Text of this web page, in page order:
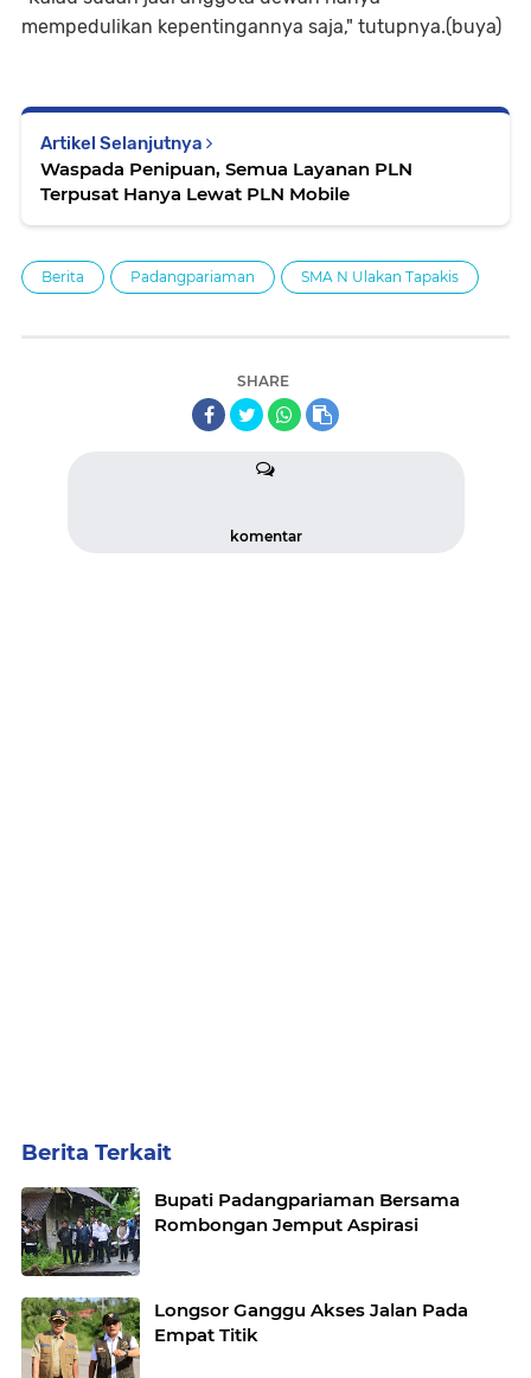
mempedulikan kepentingannya saja," tutupnya.(buya)
Artikel Selanjutnya
Waspada Penipuan, Semua Layanan PLN
Terpusat Hanya Lewat PLN Mobile
Berita Padangpariaman SMA N Ulakan Tapakis
SHARE
komentar
Berita Terkait
Bupati Padangpariaman Bersama
Rombongan Jemput Aspirasi
Longsor Ganggu Akses Jalan Pada
Empat Titik